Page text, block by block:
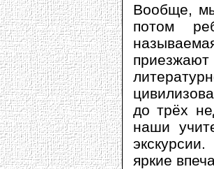
Вообще,
потом
до трёх
наши
яркие